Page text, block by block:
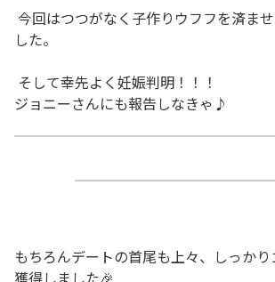
今回はつつがなく子作りウフフを済ま
した。
そして幸先よく妊娠判明！！！
ジョニーさんにも報告しなきゃ♪
もちろんデートの首尾も上々、しっか
獲得しました🎉